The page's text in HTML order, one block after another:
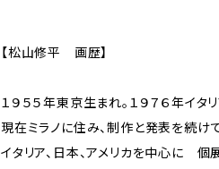
【松山修平 画歴】
１９５５年東京生まれ。１９７６年イタ
現在ミラノに住み、制作と発表を続け
イタリア、日本、アメリカを中心に 個